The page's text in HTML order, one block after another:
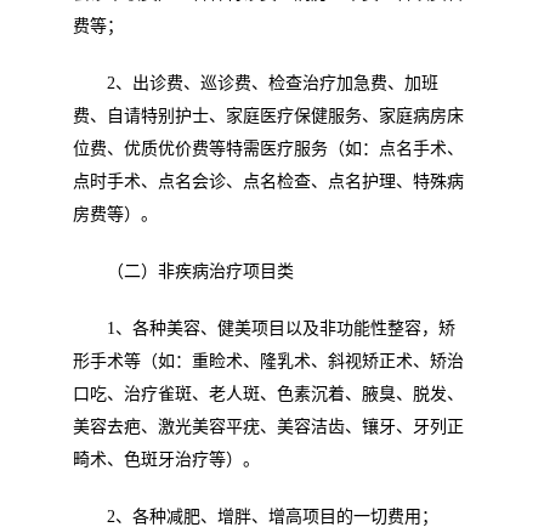
费等；
2、出诊费、巡诊费、检查治疗加急费、加班
费、自请特别护士、家庭医疗保健服务、家庭病房床
位费、优质优价费等特需医疗服务（如：点名手术、
点时手术、点名会诊、点名检查、点名护理、特殊病
房费等）。
（二）非疾病治疗项目类
1、各种美容、健美项目以及非功能性整容，矫
形手术等（如：重睑术、隆乳术、斜视矫正术、矫治
口吃、治疗雀斑、老人斑、色素沉着、腋臭、脱发、
美容去疤、激光美容平疣、美容洁齿、镶牙、牙列正
畸术、色斑牙治疗等）。
2、各种减肥、增胖、增高项目的一切费用；